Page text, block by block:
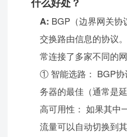
A: BGP（边界网关协
交换路由信息的协议
常连接了多家不同的
① 智能选路： BGP协
务器的最佳（通常是
高可用性： 如果其中
流量可以自动切换到